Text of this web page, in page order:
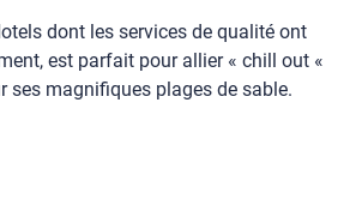
dont les services de qualité ont
est parfait pour allier « chill out «
ses magnifiques plages de sable.